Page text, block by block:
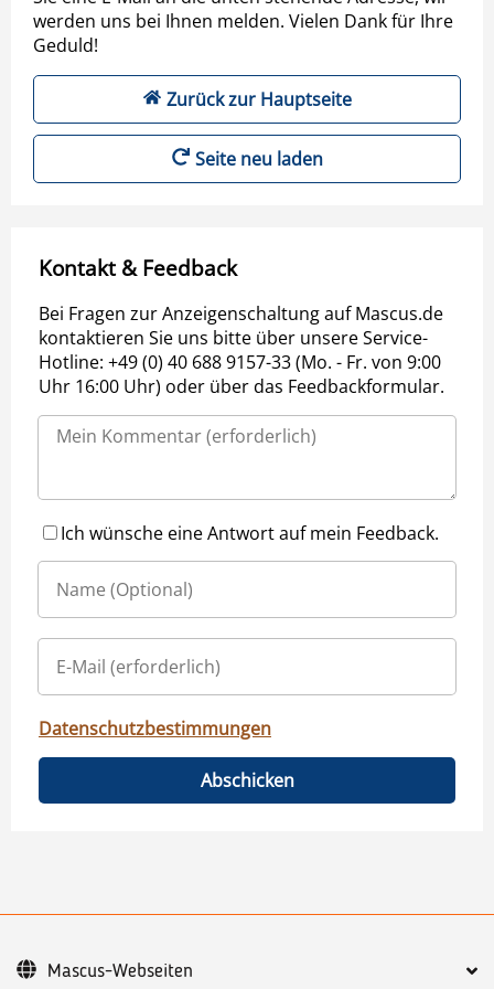
werden uns bei Ihnen melden. Vielen Dank für Ihre
Geduld!
Zurück zur Hauptseite
Seite neu laden
Kontakt & Feedback
Bei Fragen zur Anzeigenschaltung auf Mascus.de
kontaktieren Sie uns bitte über unsere Service-
Hotline: +49 (0) 40 688 9157-33 (Mo. - Fr. von 9:00
Uhr 16:00 Uhr) oder über das Feedbackformular.
Ich wünsche eine Antwort auf mein Feedback.
Datenschutzbestimmungen
Abschicken
Mascus-Webseiten